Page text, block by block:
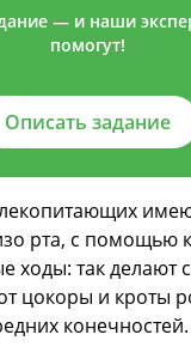
— и наши
помогут!
Описать задание
рта, с помощью
ходы: так делают
цокоры и кроты
конечностей.